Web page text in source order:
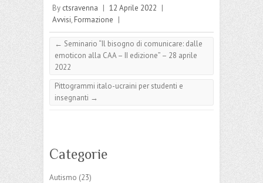
By ctsravenna | 12 Aprile 2022 |
Avvisi, Formazione |
← Seminario “Il bisogno di comunicare: dalle
emoticon alla CAA – II edizione” – 28 aprile
2022
Pittogrammi italo-ucraini per studenti e
insegnanti →
Categorie
Autismo (23)